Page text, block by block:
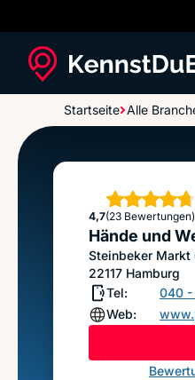
Startseite Alle
Hände und
4,7
Sterne
(23 Bewertungen)
Hände und
Steinbeker Markt
22117 Hamburg
Tel:
040 -
Web: